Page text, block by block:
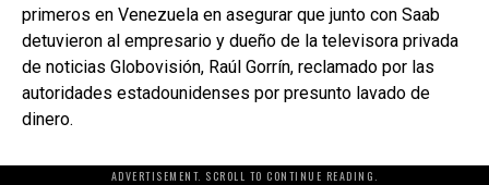
primeros en Venezuela en asegurar que junto con Saab
detuvieron al empresario y dueño de la televisora privada
de noticias Globovisión, Raúl Gorrín, reclamado por las
autoridades estadounidenses por presunto lavado de
dinero.
ADVERTISEMENT. SCROLL TO CONTINUE READING.